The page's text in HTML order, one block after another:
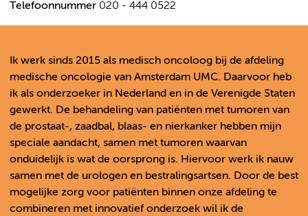
Telefoonnummer 020 - 444 0522
Ik werk sinds 2015 als medisch oncoloog bij de afdeling
medische oncologie van Amsterdam UMC. Daarvoor heb
ik als onderzoeker in Nederland en in de Verenigde Staten
gewerkt. De behandeling van patiënten met tumoren van
de prostaat-, zaadbal, blaas- en nierkanker hebben mijn
speciale aandacht, samen met tumoren waarvan
onduidelijk is wat de oorsprong is. Hiervoor werk ik nauw
samen met de urologen en bestralingsartsen. Door de best
mogelijke zorg voor patiënten binnen onze afdeling te
combineren met innovatief onderzoek wil ik de